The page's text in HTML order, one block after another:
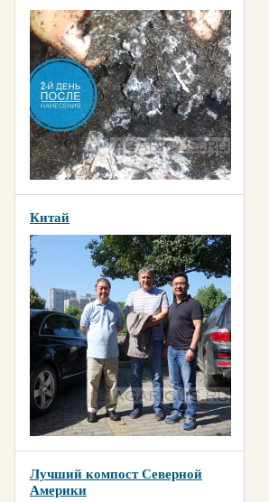
Китай
Лучший компост Северной
Америки